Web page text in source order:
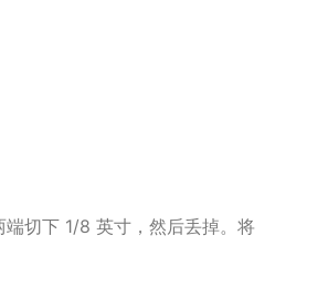
切下 1/8 英寸，然后丢掉。将